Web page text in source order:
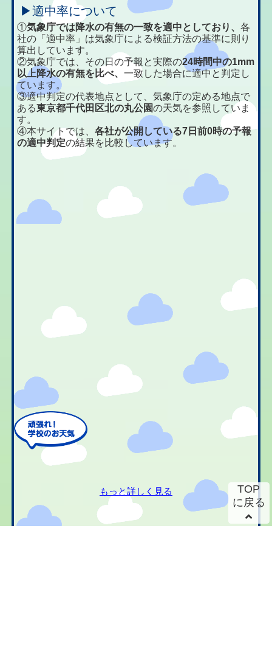
▶適中率について
①気象庁では降水の有無の一致を適中としており、各
社の「適中率」は気象庁による検証方法の基準に則り
算出しています。
②気象庁では、その日の予報と実際の24時間中の1mm
以上降水の有無を比べ、一致した場合に適中と判定し
ています。
③適中判定の代表地点として、気象庁の定める地点で
ある東京都千代田区北の丸公園の天気を参照していま
す。
④本サイトでは、各社が公開している7日前0時の予報
の適中判定の結果を比較しています。
もっと詳しく見る
TOP
に戻る